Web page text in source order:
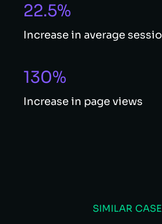
22.5%
Increase in average
130%
Increase in page views
SIMILAR